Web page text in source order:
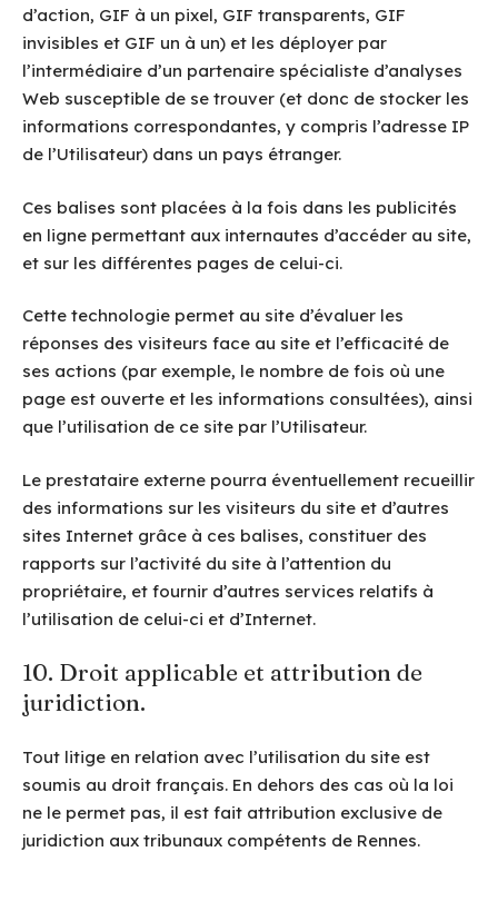
d’action, GIF à un pixel, GIF transparents, GIF
invisibles et GIF un à un) et les déployer par
l’intermédiaire d’un partenaire spécialiste d’analyses
Web susceptible de se trouver (et donc de stocker les
informations correspondantes, y compris l’adresse IP
de l’Utilisateur) dans un pays étranger.
Ces balises sont placées à la fois dans les publicités
en ligne permettant aux internautes d’accéder au site,
et sur les différentes pages de celui-ci.
Cette technologie permet au site d’évaluer les
réponses des visiteurs face au site et l’efficacité de
ses actions (par exemple, le nombre de fois où une
page est ouverte et les informations consultées), ainsi
que l’utilisation de ce site par l’Utilisateur.
Le prestataire externe pourra éventuellement recueillir
des informations sur les visiteurs du site et d’autres
sites Internet grâce à ces balises, constituer des
rapports sur l’activité du site à l’attention du
propriétaire, et fournir d’autres services relatifs à
l’utilisation de celui-ci et d’Internet.
10. Droit applicable et attribution de
juridiction.
Tout litige en relation avec l’utilisation du site est
soumis au droit français. En dehors des cas où la loi
ne le permet pas, il est fait attribution exclusive de
juridiction aux tribunaux compétents de Rennes.